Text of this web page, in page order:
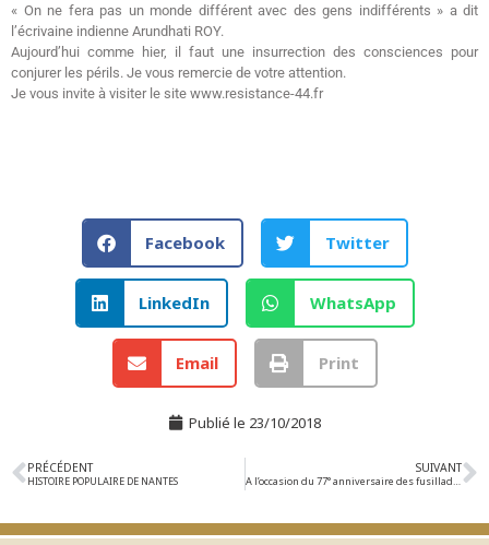
« On ne fera pas un monde différent avec des gens indifférents » a dit
l’écrivaine indienne Arundhati ROY.
Aujourd’hui comme hier, il faut une insurrection des consciences pour
conjurer les périls. Je vous remercie de votre attention.
Je vous invite à visiter le site www.resistance-44.fr
Facebook Twitter
LinkedIn WhatsApp
Email Print
Publié le 23/10/2018
PRÉCÉDENT
HISTOIRE POPULAIRE DE NANTES
SUIVANT
A l’occasion du 77° anniversaire des fusillades d’octobre 1941; Deux publications des Archives Municipales et de la direction du patrimoine de la Ville de Nantes